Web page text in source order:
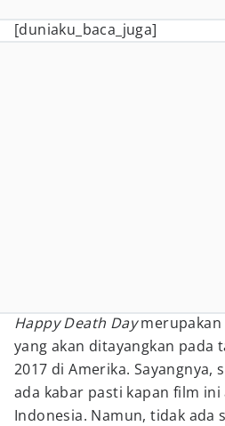
[duniaku_baca_juga]
Happy Death Day
yang akan ditayangkan pada
2017 di Amerika. Sayangnya,
ada kabar pasti kapan film
Indonesia. Namun, tidak ada